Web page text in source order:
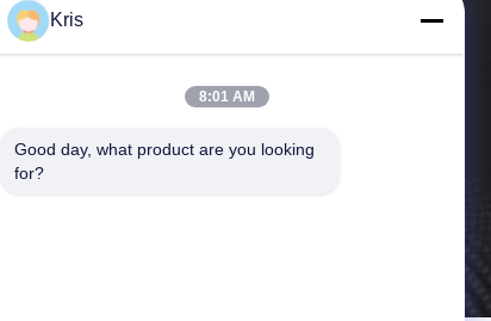
Ειδήσεις
όλα τα πνευματικά δικαιώματα.
Kris
8:01 AM
Good day, what product are you looking
for?